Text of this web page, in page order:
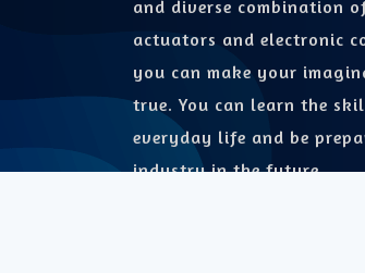
and diverse combination
actuators and electronic
you can make your
true. You can learn the
everyday life and be
industry in the future.